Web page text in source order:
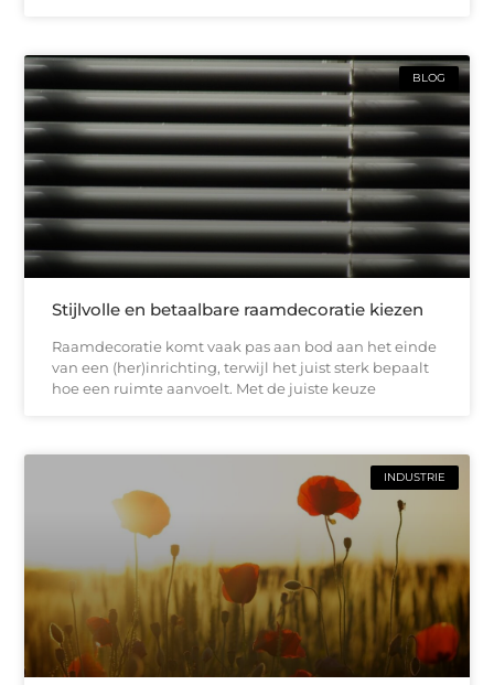
BLOG
Stijlvolle en betaalbare raamdecoratie kiezen
Raamdecoratie komt vaak pas aan bod aan het einde
van een (her)inrichting, terwijl het juist sterk bepaalt
hoe een ruimte aanvoelt. Met de juiste keuze
INDUSTRIE